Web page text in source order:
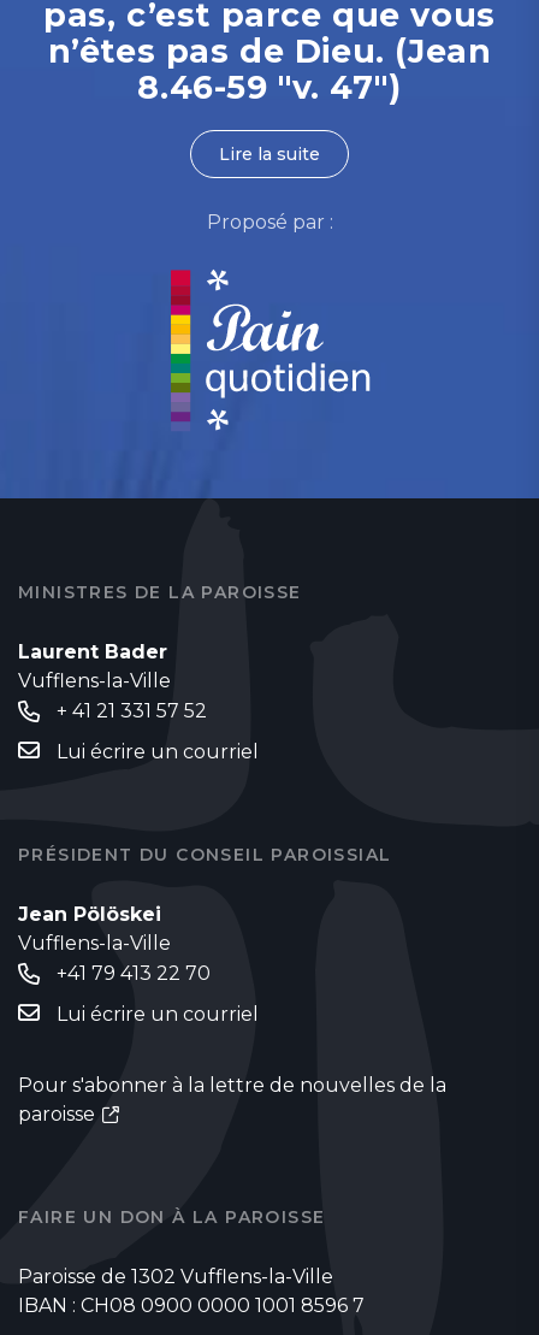
pas, c’est parce que vous
n’êtes pas de Dieu. (Jean
8.46-59 "v. 47")
Lire la suite
Proposé par :
MINISTRES DE LA PAROISSE
Laurent Bader
Vufflens-la-Ville
+ 41 21 331 57 52
Lui écrire un courriel
PRÉSIDENT DU CONSEIL PAROISSIAL
Jean Pölöskei
Vufflens-la-Ville
+41 79 413 22 70
Lui écrire un courriel
Pour s'abonner à la lettre de nouvelles de la
paroisse
FAIRE UN DON À LA PAROISSE
Paroisse de 1302 Vufflens-la-Ville
IBAN : CH08 0900 0000 1001 8596 7